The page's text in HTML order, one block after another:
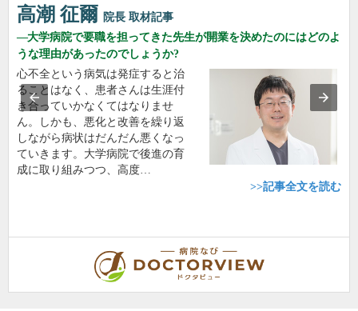
高潮 征爾 院長 取材記事
大学病院で要職を担ってきた先生が開業を決めたのにはどのよ
うな理由があったのでしょうか?
心不全という病気は発症すると治
ることはなく、患者さんは生涯付
き合っていかなくてはなりませ
ん。しかも、悪化と改善を繰り返
しながら病状はだんだん悪くなっ
ていきます。大学病院で後進の育
成に取り組みつつ、高度…
>>記事全文を読む